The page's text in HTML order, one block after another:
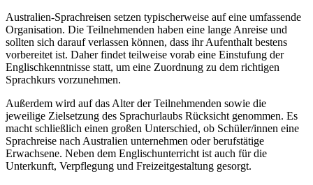
Australien-Sprachreisen setzen typischerweise auf eine umfassende
Organisation. Die Teilnehmenden haben eine lange Anreise und
sollten sich darauf verlassen können, dass ihr Aufenthalt bestens
vorbereitet ist. Daher findet teilweise vorab eine Einstufung der
Englischkenntnisse statt, um eine Zuordnung zu dem richtigen
Sprachkurs vorzunehmen.
Außerdem wird auf das Alter der Teilnehmenden sowie die
jeweilige Zielsetzung des Sprachurlaubs Rücksicht genommen. Es
macht schließlich einen großen Unterschied, ob Schüler/innen eine
Sprachreise nach Australien unternehmen oder berufstätige
Erwachsene. Neben dem Englischunterricht ist auch für die
Unterkunft, Verpflegung und Freizeitgestaltung gesorgt.